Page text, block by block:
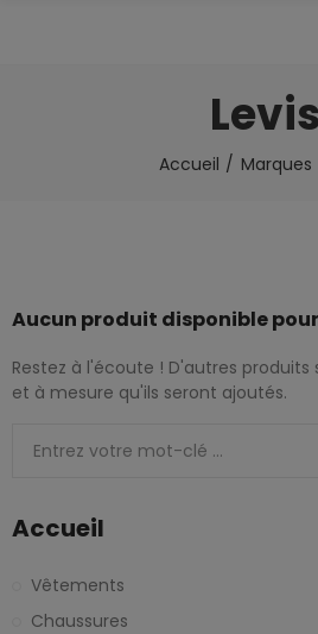
Levis
Accueil Marques
Aucun produit disponible
Restez à l'écoute ! D'autres
et à mesure qu'ils seront ajoutés.
Accueil
Vêtements
Chaussures